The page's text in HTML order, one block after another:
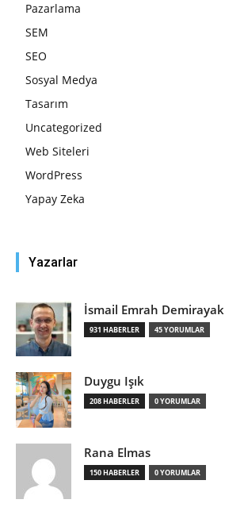
Pazarlama
SEM
SEO
Sosyal Medya
Tasarım
Uncategorized
Web Siteleri
WordPress
Yapay Zeka
Yazarlar
İsmail Emrah Demirayak
931 HABERLER 45 YORUMLAR
Duygu Işık
208 HABERLER 0 YORUMLAR
Rana Elmas
150 HABERLER 0 YORUMLAR